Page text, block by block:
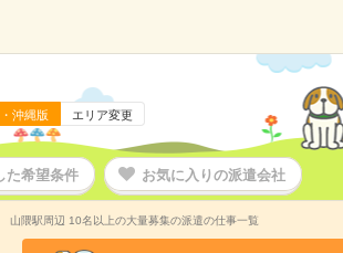
沖縄版 エリア変更
た希望条件 お気に入りの派遣会社
山隈駅周辺 10名以上の大量募集の派遣の仕事一覧